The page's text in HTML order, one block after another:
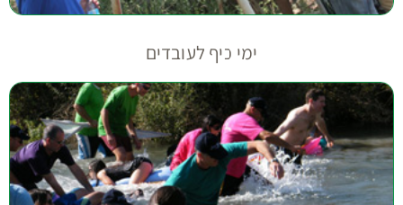
ימי כיף לעובדים